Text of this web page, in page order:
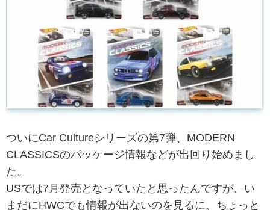
ついにCar Cultureシリーズの第7弾、MODERN
CLASSICSのパッケージ情報などが出回り始めまし
た。
USでは7月発売となっていたと思ったんですが、い
まだにHWCでも情報が出ないのを見るに、ちょっと